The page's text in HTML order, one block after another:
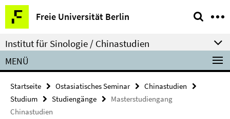
Springe
direkt
zu
Inhalt
Freie Universität Berlin
Service-
Navigation
Institut für Sinologie / Chinastudien
MENÜ
Startseite Ostasiatisches Seminar
Chinastudien
Studium
Studiengänge
Masterstudiengang
Chinastudien